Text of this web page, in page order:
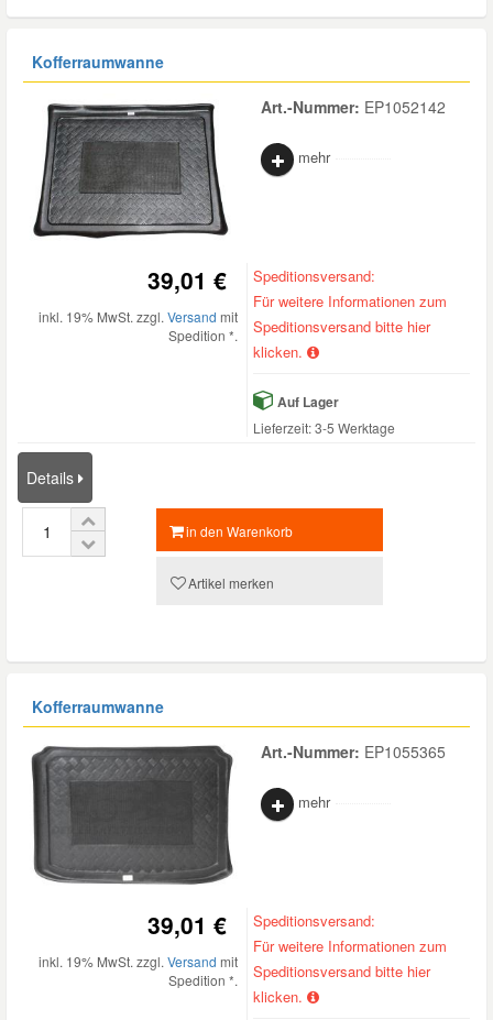
Kofferraumwanne
Art.-Nummer: EP1052142
mehr
39,01 €
inkl. 19% MwSt. zzgl. Versand mit
Spedition *.
Speditionsversand:
Für weitere Informationen zum
Speditionsversand bitte hier
klicken.
Auf Lager
Lieferzeit: 3-5 Werktage
Details
in den Warenkorb
Artikel merken
Kofferraumwanne
Art.-Nummer: EP1055365
mehr
39,01 €
inkl. 19% MwSt. zzgl. Versand mit
Spedition *.
Speditionsversand:
Für weitere Informationen zum
Speditionsversand bitte hier
klicken.